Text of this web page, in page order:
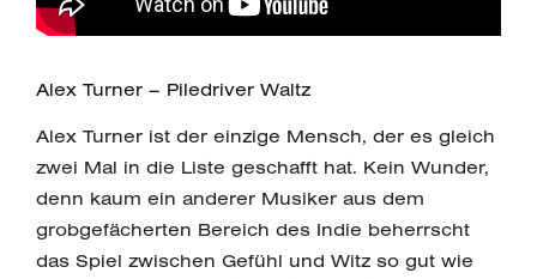
Alex Turner – Piledriver Waltz
Alex Turner ist der einzige Mensch, der es gleich
zwei Mal in die Liste geschafft hat. Kein Wunder,
denn kaum ein anderer Musiker aus dem
grobgefächerten Bereich des Indie beherrscht
das Spiel zwischen Gefühl und Witz so gut wie